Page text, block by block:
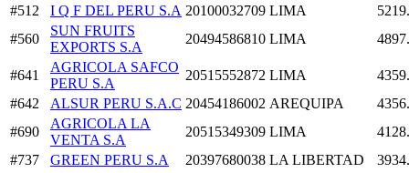
#512
I Q F DEL PERU S.A 20100032709 LIMA
#560
SUN FRUITS
EXPORTS S.A
20494586810 LIMA
#641
AGRICOLA SAFCO
PERU S.A
20515552872 LIMA
#642
ALSUR PERU S.A.C 20454186002 AREQUIPA
#690
AGRICOLA LA
VENTA S.A
20515349309 LIMA
#737
GREEN PERU S.A 20397680038 LA LIBERTAD